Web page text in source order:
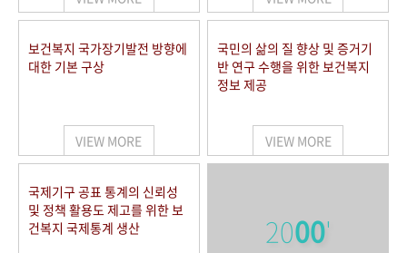
보건복지 국가장기발전 방향에
대한 기본 구상
VIEW MORE
국민의 삶의 질 향상 및 증거기
반 연구 수행을 위한 보건복지
정보 제공
VIEW MORE
국제기구 공표 통계의 신뢰성
및 정책 활용도 제고를 위한 보
건복지 국제통계 생산
2000'